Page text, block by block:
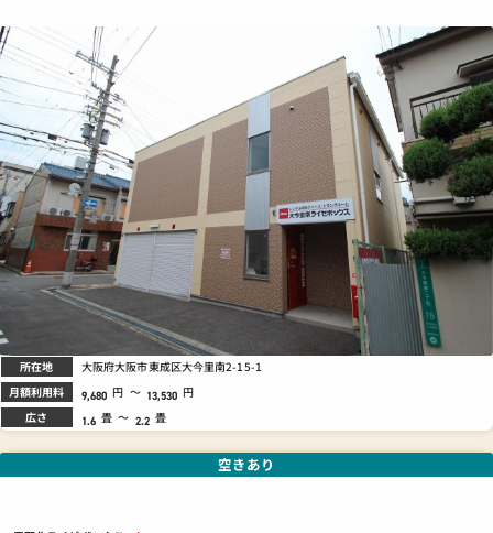
所在地 大阪府大阪市東成区大今里南2-15-1
月額利用料 9,680 円 ～ 13,530 円
広さ 1.6 畳 ～ 2.2 畳
空きあり